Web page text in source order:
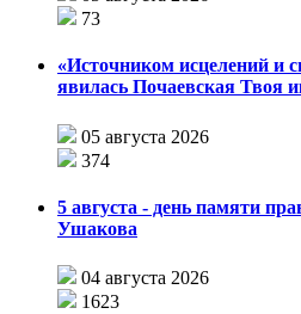
73
«Источником исцелений и
явилась Почаевская Твоя
05 августа 2026
374
5 августа - день памяти
Ушакова
04 августа 2026
1623